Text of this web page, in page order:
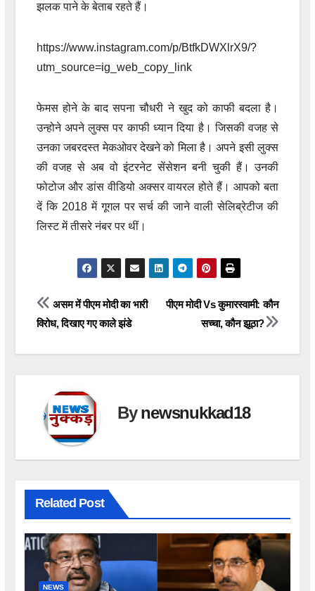
झलक पाने के बेताब रहते हैं।
https://www.instagram.com/p/BtfkDWXlrX9/?
utm_source=ig_web_copy_link
फेमस होने के बाद सपना चौधरी ने खुद को काफी बदला है।
उन्होने अपने लुक्स पर काफी ध्यान दिया है। जिसकी वजह से
उनका जबरदस्त मेकओवर देखने को मिला है। अपने इसी लुक्स
की वजह से अब वो इंटरनेट सेंसेशन बनी चुकी हैं। उनकी
फोटोज और डांस वीडियो अक्सर वायरल होते हैं। आपको बता
दें कि 2018 में गूगल पर सर्च की जाने वाली सेलिब्रेटीज की
लिस्ट में तीसरे नंबर पर थीं।
Post
navigation
पीएम मोदी Vs कुमारस्वामी: कौन
सच्चा, कौन झूठा?
असम में पीएम मोदी का भारी
विरोध, दिखाए गए काले झंडे
Bynewsnukkad18
Related Post
NEWS